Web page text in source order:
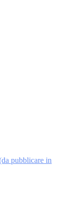
pubblicare in